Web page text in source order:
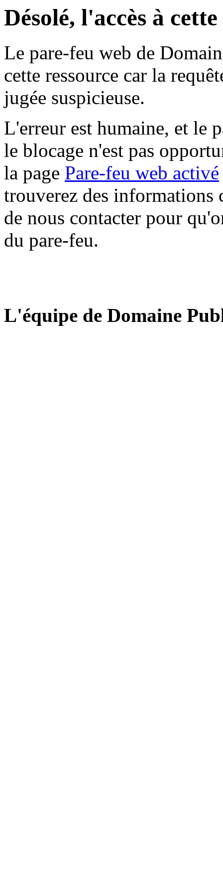
Désolé, l'accès à
Le pare-feu web de
cette ressource car la
jugée suspicieuse.
L'erreur est humaine, et le
le blocage n'est pas
la page Pare-feu web activé
trouverez des informations
de nous contacter pour
du pare-feu.
L'équipe de Domaine